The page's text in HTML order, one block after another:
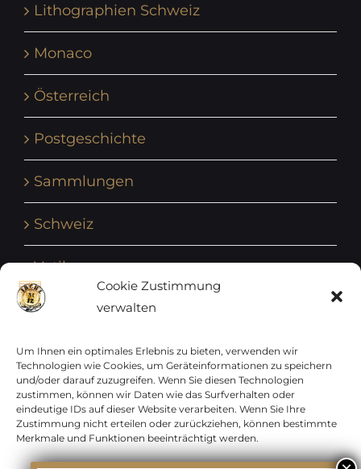
Cookie Zustimmung
verwalten
Um Ihnen ein optimales Erlebnis zu bieten, verwenden wir
Technologien wie Cookies, um Geräteinformationen zu speichern
und/oder darauf zuzugreifen. Wenn Sie diesen Technologien
zustimmen, können wir Daten wie das Surfverhalten oder
eindeutige IDs auf dieser Website verarbeiten. Wenn Sie Ihre
Zustimmung nicht erteilen oder zurückziehen, können bestimmte
Merkmale und Funktionen beeinträchtigt werden.
Lithographien Schweiz
Monaco
Österreich
Postgeschichte
Sammlungen
Schweiz
Vatikan
Vereinte Nationen
Vorphilatelie
Zensurbelege Österreich
Zensurbelege Schweiz